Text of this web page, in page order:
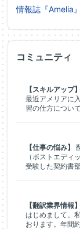
情報誌『Amelia
コミュニティ
【スキルアップ】
最近アメリアに
習の仕方につい
【仕事の悩み】
（ポストエディ
受験した契約書
【翻訳業界情報】
はじめまして。
おります。年間